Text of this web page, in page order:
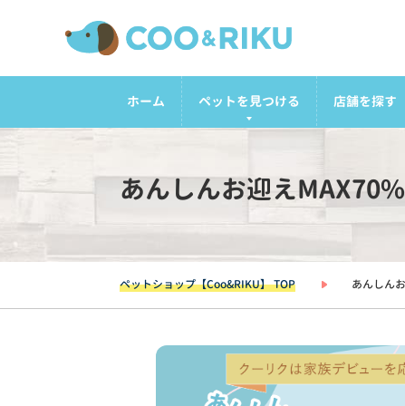
ホーム ペットを見つける 店舗を探す
あんしんお迎え
ペットショップ【Coo&RIKU】 TOP あんしん